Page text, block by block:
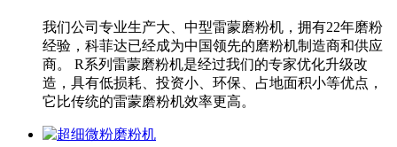
我们公司专业生产大、中型雷蒙磨粉机，拥有22年磨粉
经验，科菲达已经成为中国领先的磨粉机制造商和供应
商。 R系列雷蒙磨粉机是经过我们的专家优化升级改
造，具有低损耗、投资小、环保、占地面积小等优点，
它比传统的雷蒙磨粉机效率更高。